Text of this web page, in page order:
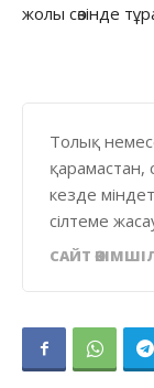
жолы сөзінде
Толық
қарамастан,
кезде
сілтеме
САЙТ